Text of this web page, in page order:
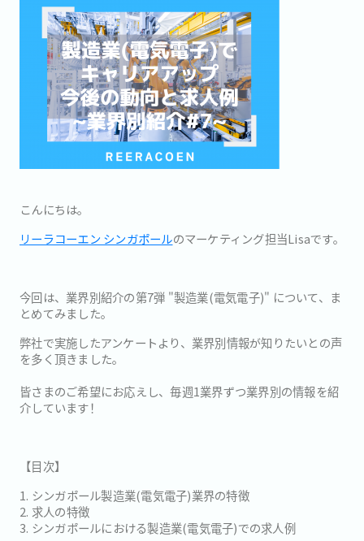
こんにちは。
リーラコーエン シンガポールのマーケティング担当Lisaです。
今回は、業界別紹介の第7弾 "製造業(電気電子)" について、ま
とめてみました。
弊社で実施したアンケートより、業界別情報が知りたいとの声
を多く頂きました。
皆さまのご希望にお応えし、毎週1業界ずつ業界別の情報を紹
介しています！
【目次】
1. シンガポール製造業(電気電子)業界の特徴
2. 求人の特徴
3. シンガポールにおける製造業(電気電子)での求人例